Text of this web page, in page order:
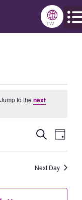
🌐
TW
to thenext
Events
Search
and
SearchEvent
Day
Next Day